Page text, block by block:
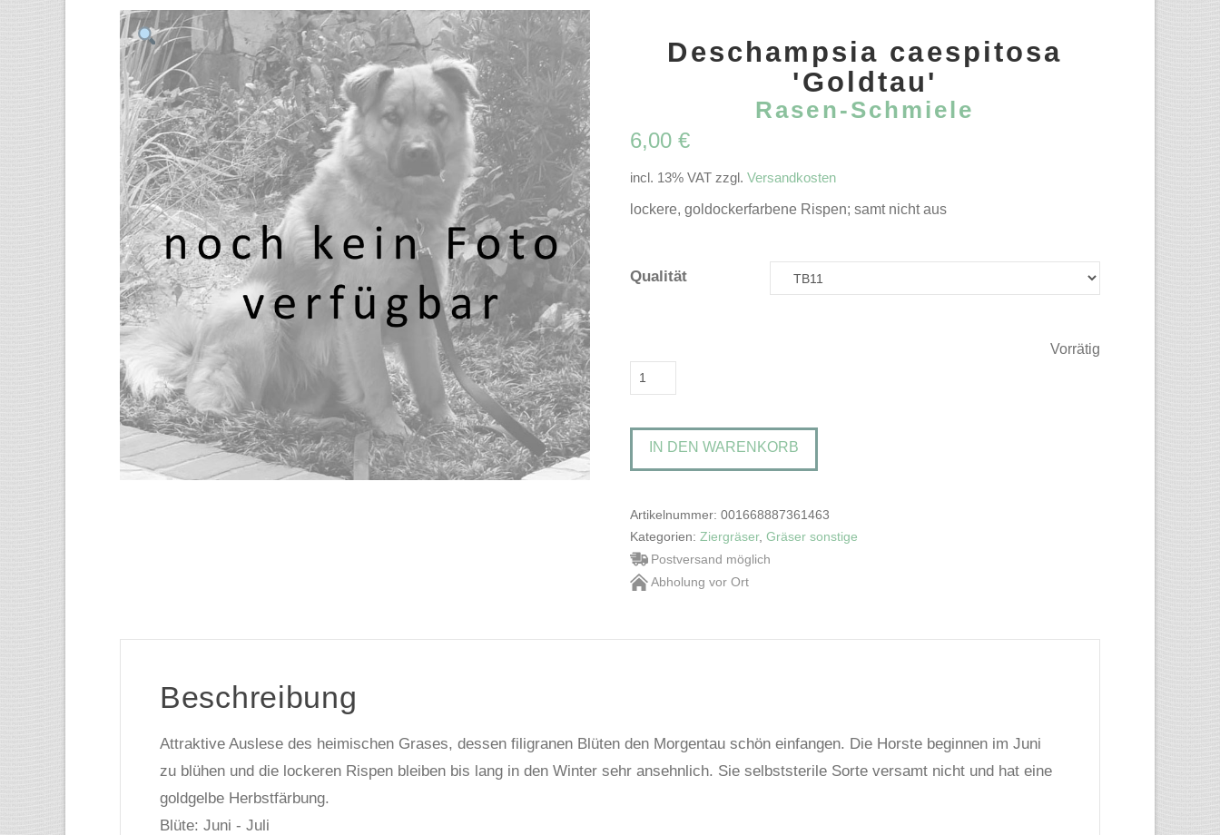
Deschampsia caespitosa
'Goldtau'
Rasen-Schmiele
6,00 €
incl. 13% VAT zzgl. Versandkosten
lockere, goldockerfarbene Rispen; samt nicht aus
Qualität
Vorrätig
Deschampsia
caespitosa
'Goldtau'Rasen-
Schmiele
IN DEN WARENKORB
Artikelnummer: 001668887361463
Kategorien: Ziergräser, Gräser sonstige
Postversand möglich
Abholung vor Ort
Beschreibung
Attraktive Auslese des heimischen Grases, dessen filigranen Blüten den Morgentau schön einfangen. Die Horste beginnen im Juni
zu blühen und die lockeren Rispen bleiben bis lang in den Winter sehr ansehnlich. Sie selbststerile Sorte versamt nicht und hat eine
goldgelbe Herbstfärbung.
Blüte: Juni - Juli